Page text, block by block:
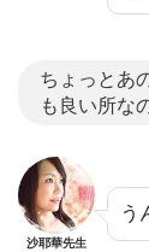
ちょっとあ
も良い所な
沙耶華先生
う